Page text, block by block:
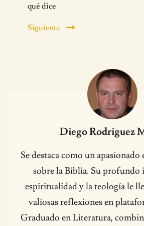
qué dice
Siguiente
Diego Rodriguez
Se destaca como un
sobre la Biblia. Su profundo
espiritualidad y la teología le
valiosas reflexiones en
Graduado en Literatura,